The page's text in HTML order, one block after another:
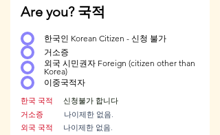
Are you? 국적
한국인 Korean Citizen - 신청 불가
거소증
외국 시민권자 Foreign (citizen other than
Korea)
이중국적자
한국 국적 신청불가 합니다
거소증 나이제한 없음.
외국 국적 나이제한 없음.